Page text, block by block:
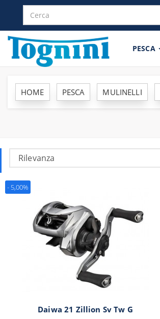
PESCA
HOME PESCA MULINELLI
Daiwa 21 Zillion Sv Tw G
- 5,00%